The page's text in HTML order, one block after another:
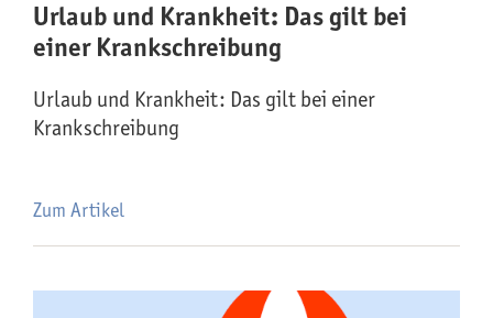
Urlaub und Krankheit: Das gilt bei
einer Krankschreibung
Urlaub und Krankheit: Das gilt bei einer
Krankschreibung
Zum Artikel